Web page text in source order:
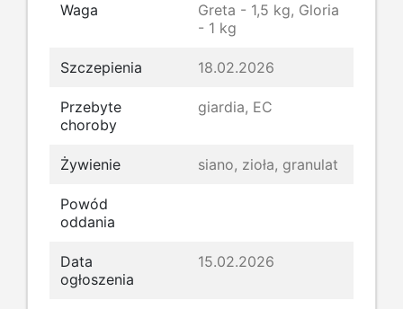
Waga
Greta - 1,5 kg, Gloria
- 1 kg
Szczepienia 18.02.2026
Przebyte
choroby
giardia, EC
Żywienie siano, zioła, granulat
Powód
oddania
Data
ogłoszenia
15.02.2026